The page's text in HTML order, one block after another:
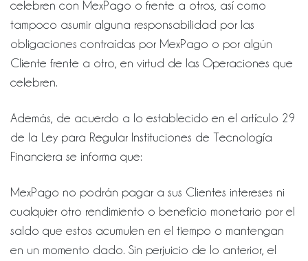
celebren con MexPago o frente a otros, así como
tampoco asumir alguna responsabilidad por las
obligaciones contraídas por MexPago o por algún
Cliente frente a otro, en virtud de las Operaciones que
celebren.
Además, de acuerdo a lo establecido en el artículo 29
de la Ley para Regular Instituciones de Tecnología
Financiera se informa que:
MexPago no podrán pagar a sus Clientes intereses ni
cualquier otro rendimiento o beneficio monetario por el
saldo que estos acumulen en el tiempo o mantengan
en un momento dado. Sin perjuicio de lo anterior, el